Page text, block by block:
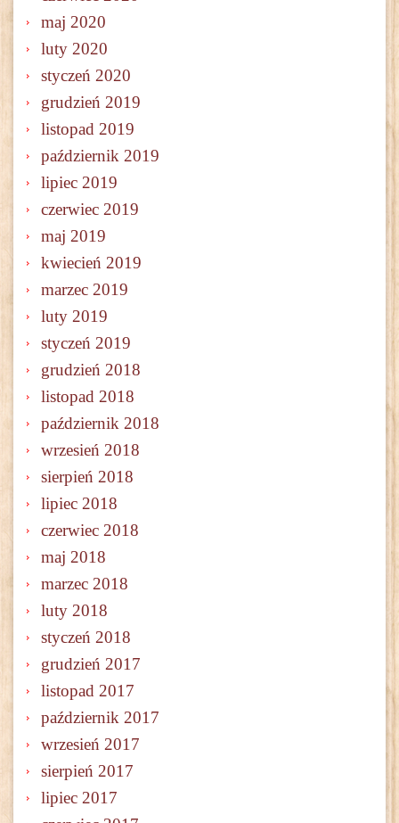
maj 2020
luty 2020
styczeń 2020
grudzień 2019
listopad 2019
październik 2019
lipiec 2019
czerwiec 2019
maj 2019
kwiecień 2019
marzec 2019
luty 2019
styczeń 2019
grudzień 2018
listopad 2018
październik 2018
wrzesień 2018
sierpień 2018
lipiec 2018
czerwiec 2018
maj 2018
marzec 2018
luty 2018
styczeń 2018
grudzień 2017
listopad 2017
październik 2017
wrzesień 2017
sierpień 2017
lipiec 2017